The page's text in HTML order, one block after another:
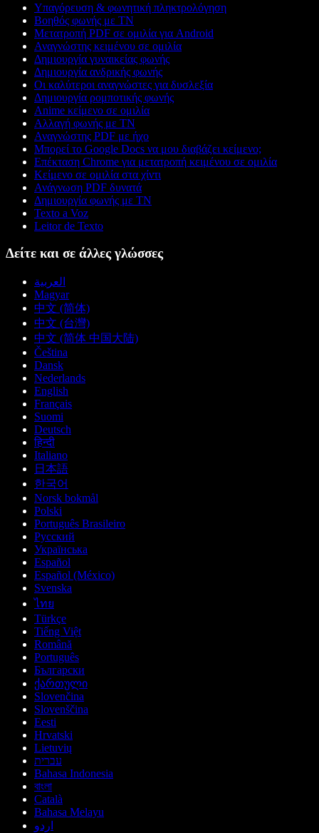
Υπαγόρευση & φωνητική πληκτρολόγηση
Βοηθός φωνής με ΤΝ
Μετατροπή PDF σε ομιλία για Android
Αναγνώστης κειμένου σε ομιλία
Δημιουργία γυναικείας φωνής
Δημιουργία ανδρικής φωνής
Οι καλύτεροι αναγνώστες για δυσλεξία
Δημιουργία ρομποτικής φωνής
Anime κείμενο σε ομιλία
Αλλαγή φωνής με ΤΝ
Αναγνώστης PDF με ήχο
Μπορεί το Google Docs να μου διαβάζει κείμενο;
Επέκταση Chrome για μετατροπή κειμένου σε ομιλία
Κείμενο σε ομιλία στα χίντι
Ανάγνωση PDF δυνατά
Δημιουργία φωνής με ΤΝ
Texto a Voz
Leitor de Texto
Δείτε και σε άλλες γλώσσες
العربية
Magyar
中文 (简体)
中文 (台灣)
中文 (简体 中国大陆)
Čeština
Dansk
Nederlands
English
Français
Suomi
Deutsch
हिन्दी
Italiano
日本語
한국어
Norsk bokmål
Polski
Português Brasileiro
Русский
Українська
Español
Español (México)
Svenska
ไทย
Türkçe
Tiếng Việt
Română
Português
Български
ქართული
Slovenčina
Slovenščina
Eesti
Hrvatski
Lietuvių
עברית
Bahasa Indonesia
বাংলা
Català
Bahasa Melayu
اردو